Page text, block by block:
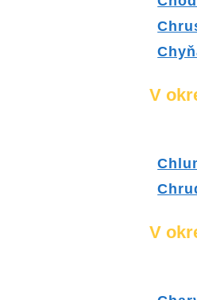
V
V